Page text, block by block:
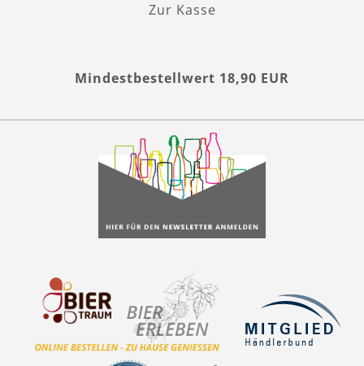
Zur Kasse
Mindestbestellwert 18,90 EUR